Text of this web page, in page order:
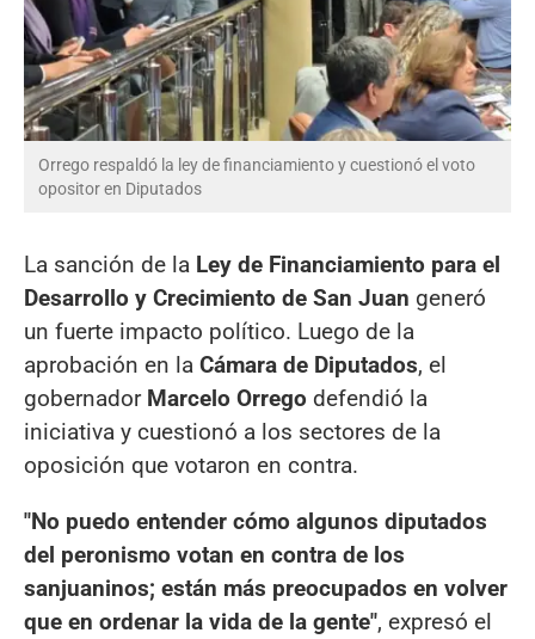
Orrego respaldó la ley de financiamiento y cuestionó el voto
opositor en Diputados
La sanción de la Ley de Financiamiento para el
Desarrollo y Crecimiento de San Juan generó
un fuerte impacto político. Luego de la
aprobación en la Cámara de Diputados, el
gobernador Marcelo Orrego defendió la
iniciativa y cuestionó a los sectores de la
oposición que votaron en contra.
"No puedo entender cómo algunos diputados
del peronismo votan en contra de los
sanjuaninos; están más preocupados en volver
que en ordenar la vida de la gente", expresó el